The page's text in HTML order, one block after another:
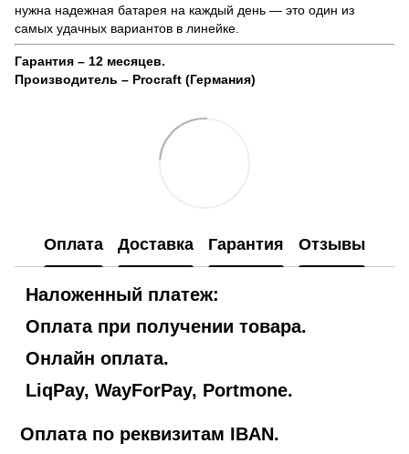
нужна надежная батарея на каждый день — это один из
самых удачных вариантов в линейке.
Гарантия – 12 месяцев.
Производитель – Procraft (Германия)
Оплата Доставка Гарантия Отзывы
Наложенный платеж:
Оплата при получении товара.
Онлайн оплата.
LiqPay, WayForPay, Portmone.
Оплата по реквизитам IBAN.